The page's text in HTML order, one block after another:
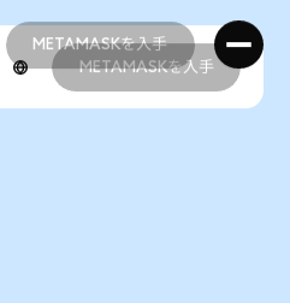
METAMASKを入手
METAMASKを入手
METAMASKを入手